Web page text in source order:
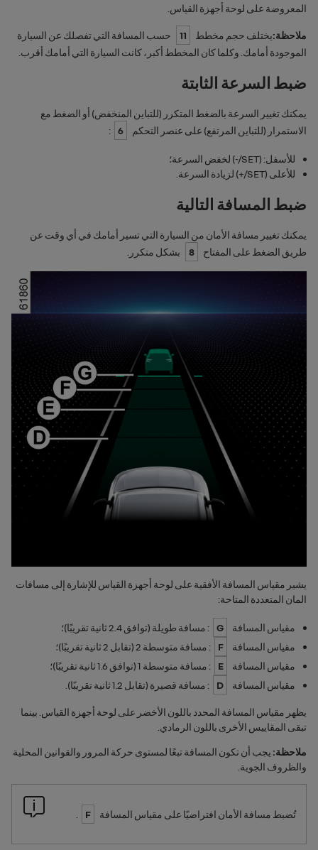
المعروضة على لوحة أجهزة القياس.
ملاحظة:يختلف حجم مخطط 11
حسب المسافة التي تفصلك عن السيارة
الموجودة أمامك. وكلما كان المخطط أكبر، كانت السيارة التي أمامك أقرب.
ضبط السرعة الثابتة
يمكنك تغيير السرعة بالضغط المتكرر (للتباين المنخفض) أو الضغط مع
الاستمرار (للتباين المرتفع) على عنصر التحكم
6
:
للأسفل: (SET/- ) لخفض السرعة؛
للأعلى (SET/+ ) لزيادة السرعة.
ضبط المسافة التالية
يمكنك تغيير مسافة الأمان من السيارة التي تسير أمامك في أي وقت عن
طريق الضغط على المفتاح
8 بشكل متكرر.
يشير مقياس المسافة الأفقية على لوحة أجهزة القياس للإشارة إلى مسافات
المان المتعددة المتاحة:
مقياس المسافة G : مسافة طويلة (توافق 2.4 ثانية تقريبًا)؛
مقياس المسافة
F
: مسافة متوسطة 2 (تقابل 2 ثانية تقريبًا)؛
مقياس المسافة
E
: مسافة متوسطة 1 (توافق 1.6 ثانية تقريبًا)؛
مقياس المسافة
D : مسافة قصيرة (تقابل 1.2 ثانية تقريبًا).
يظهر مقياس المسافة المحدد باللون الأخضر على لوحة أجهزة القياس. بينما
تبقى المقاييس الأخرى باللون الرمادي.
ملاحظة: يجب أن تكون المسافة تبعًا لمستوى حركة المرور والقوانين المحلية
والظروف الجوية.
تُضبط مسافة الأمان افتراضيًا على مقياس المسافة F